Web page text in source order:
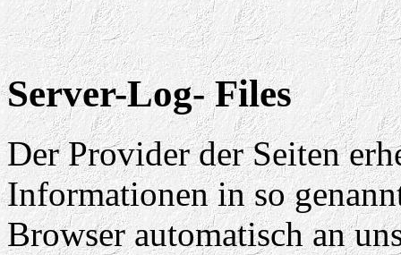
Server-Log- Files
Der Provider der Seiten
Informationen in so
Browser automatisch an